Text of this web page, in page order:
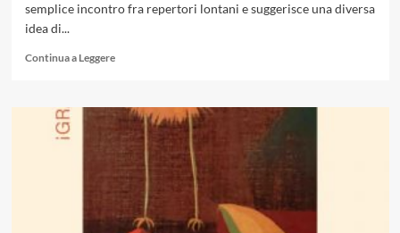
semplice incontro fra repertori lontani e suggerisce una diversa
idea di...
Continua a LeggereLeggi
su
«Mali
Bolivia»
Luc
Mabal:
convergenze
musicali